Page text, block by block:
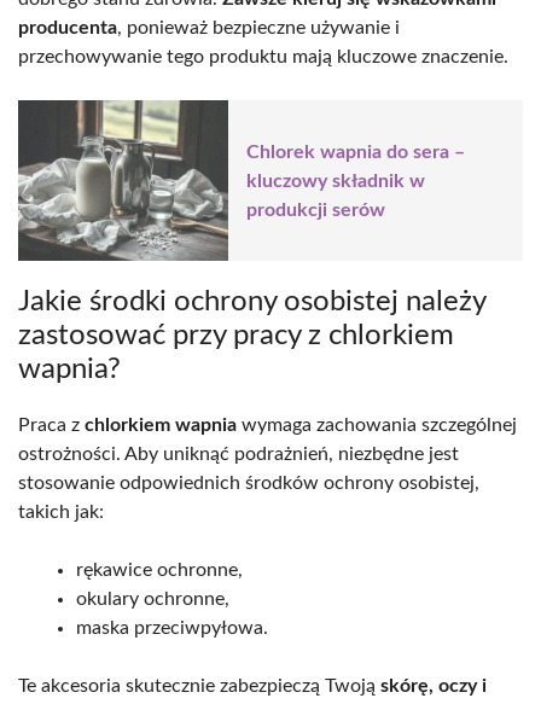
producenta, ponieważ bezpieczne używanie i
przechowywanie tego produktu mają kluczowe znaczenie.
Chlorek wapnia do sera –
kluczowy składnik w
produkcji serów
Jakie środki ochrony osobistej należy
zastosować przy pracy z chlorkiem
wapnia?
Praca z chlorkiem wapnia wymaga zachowania szczególnej
ostrożności. Aby uniknąć podrażnień, niezbędne jest
stosowanie odpowiednich środków ochrony osobistej,
takich jak:
rękawice ochronne,
okulary ochronne,
maska przeciwpyłowa.
Te akcesoria skutecznie zabezpieczą Twoją skórę, oczy i